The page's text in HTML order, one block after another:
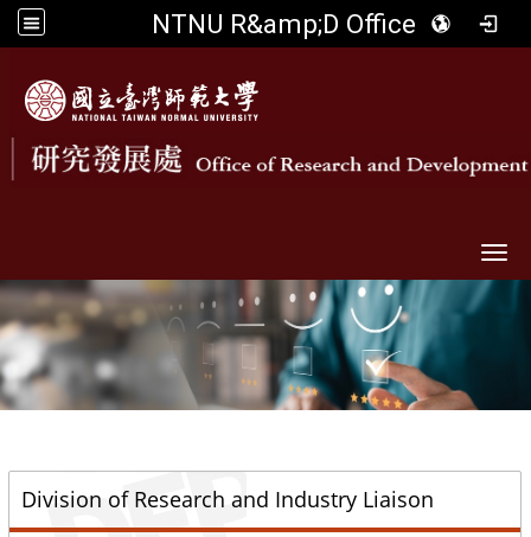
NTNU R&amp;D Office
Division of Research and Industry Liaison